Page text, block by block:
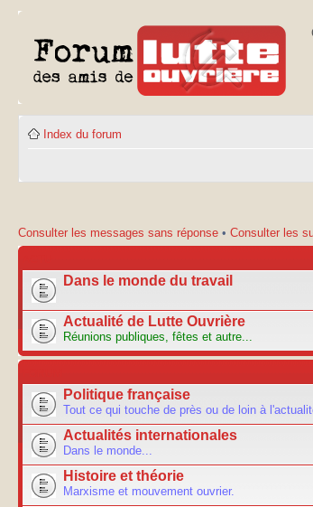
Index du forum
Consulter les messages sans réponse • Consulter les
Dans le monde du travail
Actualité de Lutte Ouvrière
Réunions publiques, fêtes et autre...
Politique française
Tout ce qui touche de près ou de loin à
Actualités internationales
Dans le monde...
Histoire et théorie
Marxisme et mouvement ouvrier.